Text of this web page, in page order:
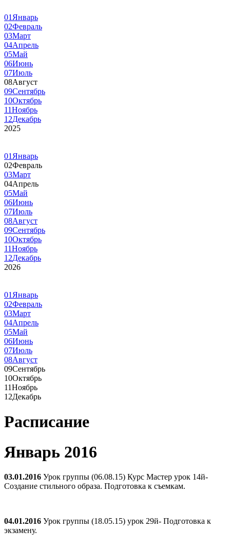
01 Январь
02Февраль
03Март
04Апрель
05Май
06Июнь
07Июль
08Август
09Сентябрь
10Октябрь
11Ноябрь
12Декабрь
2025
01 Январь
02Февраль
03Март
04Апрель
05Май
06Июнь
07Июль
08Август
09Сентябрь
10Октябрь
11Ноябрь
12Декабрь
2026
01 Январь
02Февраль
03Март
04Апрель
05Май
06Июнь
07Июль
08Август
09Сентябрь
10Октябрь
11Ноябрь
12Декабрь
Расписание
Январь 2016
03.01.2016 Урок группы (06.08.15) Курс Мастер урок 14й-
Создание стильного образа. Подготовка к съемкам.
04.01.2016 Урок группы (18.05.15) урок 29й- Подготовка к
экзамену.